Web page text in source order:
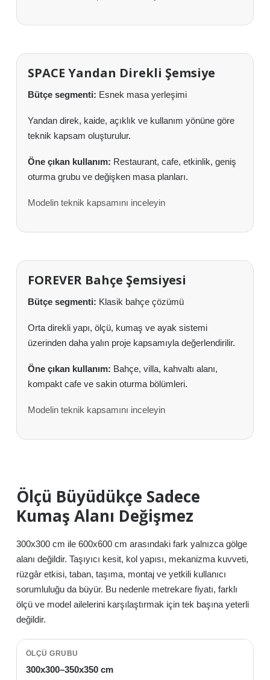
SPACE Yandan Direkli Şemsiye
Bütçe segmenti: Esnek masa yerleşimi
Yandan direk, kaide, açıklık ve kullanım yönüne göre
teknik kapsam oluşturulur.
Öne çıkan kullanım: Restaurant, cafe, etkinlik, geniş
oturma grubu ve değişken masa planları.
Modelin teknik kapsamını inceleyin
FOREVER Bahçe Şemsiyesi
Bütçe segmenti: Klasik bahçe çözümü
Orta direkli yapı, ölçü, kumaş ve ayak sistemi
üzerinden daha yalın proje kapsamıyla değerlendirilir.
Öne çıkan kullanım: Bahçe, villa, kahvaltı alanı,
kompakt cafe ve sakin oturma bölümleri.
Modelin teknik kapsamını inceleyin
Ölçü Büyüdükçe Sadece
Kumaş Alanı Değişmez
300x300 cm ile 600x600 cm arasındaki fark yalnızca gölge
alanı değildir. Taşıyıcı kesit, kol yapısı, mekanizma kuvveti,
rüzgâr etkisi, taban, taşıma, montaj ve yetkili kullanıcı
sorumluluğu da büyür. Bu nedenle metrekare fiyatı, farklı
ölçü ve model ailelerini karşılaştırmak için tek başına yeterli
değildir.
300x300–350x350 cm